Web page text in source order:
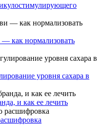
как нормализовать
уровня сахара в
и как ее лечить